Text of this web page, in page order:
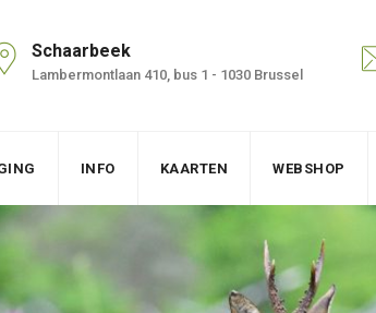
Schaarbeek
Lambermontlaan 410, bus 1 - 1030 Brussel
INFO KAARTEN WEBSHOP